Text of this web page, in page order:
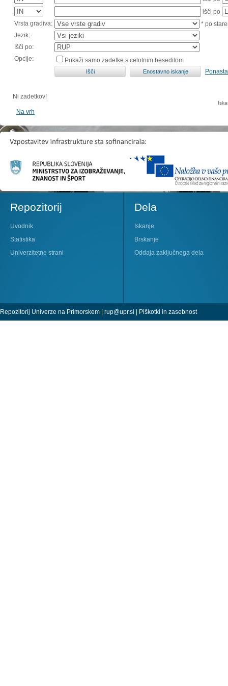
išči po
Vrsta gradiva:
* po
Jezik:
Išči po:
Opcije:
Prikaži samo zadetke s celotnim besedilom
Ni zadetkov!
Na vrh
Repozitorij
Uvodnik
Statistika
Univerzitetne strani
Dela
Iskanje
Brskanje
Oddaja zaključnega dela
Repozitorij Univerze na Primorskem | rup@upr.si | Piškotki in zasebnost